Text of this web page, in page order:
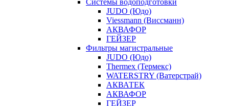
Системы водоподготовки
JUDO (Юдо)
Viessmann (Виссманн)
АКВАФОР
ГЕЙЗЕР
Фильтры магистральные
JUDO (Юдо)
Thermex (Термекс)
WATERSTRY (Ватерстрай)
АКВАТЕК
АКВАФОР
ГЕЙЗЕР